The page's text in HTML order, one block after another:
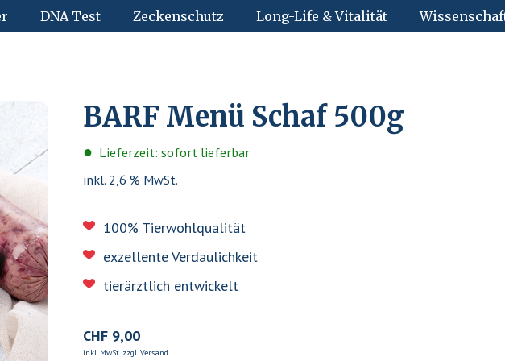
DNA Test Zeckenschutz Long-Life & Vitalität
BARF Menü Schaf 500g
Lieferzeit: sofort lieferbar
inkl. 2,6 % MwSt.
100% Tierwohlqualität
exzellente Verdaulichkeit
tierärztlich entwickelt
CHF 9,00
inkl. MwSt. zzgl. Versand